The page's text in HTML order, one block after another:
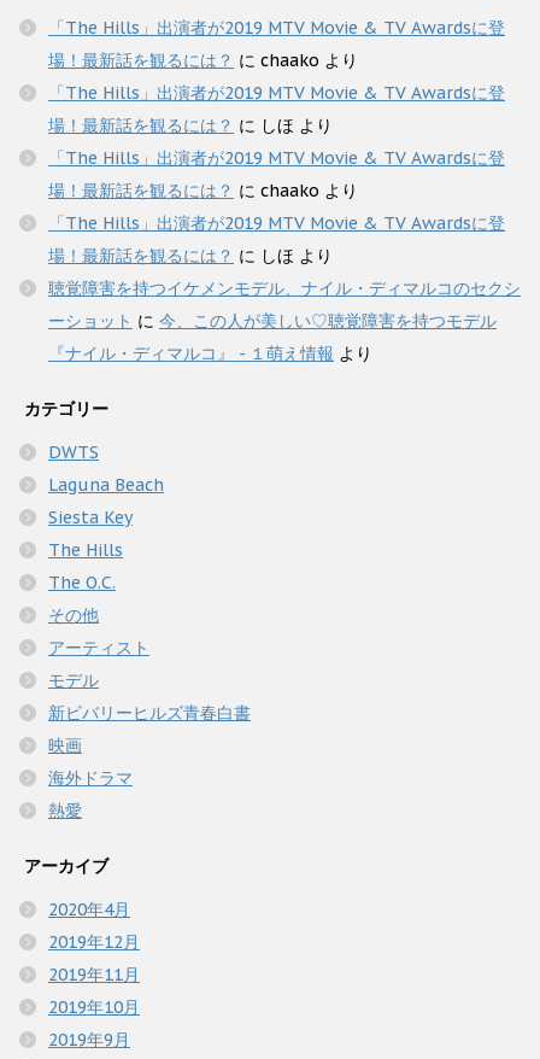
「The Hills」出演者が2019 MTV Movie & TV Awardsに登
場！最新話を観るには？ に chaako より
「The Hills」出演者が2019 MTV Movie & TV Awardsに登
場！最新話を観るには？ に しほ より
「The Hills」出演者が2019 MTV Movie & TV Awardsに登
場！最新話を観るには？ に chaako より
「The Hills」出演者が2019 MTV Movie & TV Awardsに登
場！最新話を観るには？ に しほ より
聴覚障害を持つイケメンモデル、ナイル・ディマルコのセクシ
ーショット に 今、この人が美しい♡聴覚障害を持つモデル
『ナイル・ディマルコ』 - １萌え情報 より
カテゴリー
DWTS
Laguna Beach
Siesta Key
The Hills
The O.C.
その他
アーティスト
モデル
新ビバリーヒルズ青春白書
映画
海外ドラマ
熱愛
アーカイブ
2020年4月
2019年12月
2019年11月
2019年10月
2019年9月